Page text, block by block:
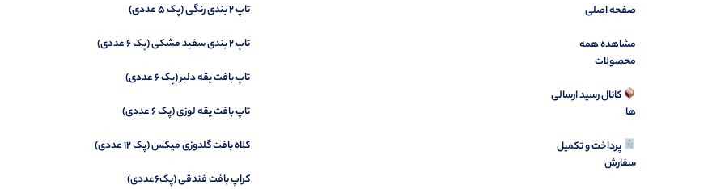
صفحه اصلی
مشاهده همه
محصولات
کانال رسید ارسالی
ها
پرداخت و تکمیل
سفارش
تاپ 2 بندی رنگی (پک 5 عددی)
تاپ 2 بندی سفید مشکی (پک 6 عددی)
تاپ بافت یقه دلبر (پک 6 عددی)
تاپ بافت یقه لوزی (پک 6 عددی)
کلاه بافت گلدوزی میکس (پک 12 عددی)
کراپ بافت فندقی (پک6عددی)
بلوز لانگ استین فینگری خرس(پک 3 عددی)